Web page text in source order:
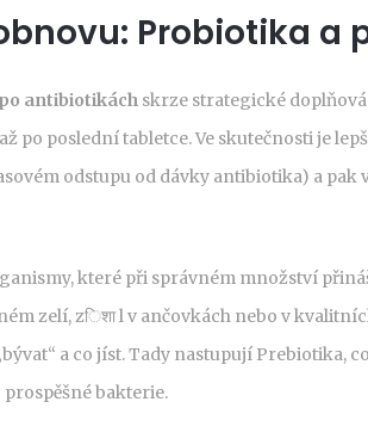
Probiotika a
antibiotikách skrze strategické
po poslední tabletce. Ve skutečnosti je
odstupu od dávky antibiotika) a
které při správném množství
zelí, zिशा l v ančovkách nebo v
a co jíst. Tady nastupují Prebiotika,
bakterie.